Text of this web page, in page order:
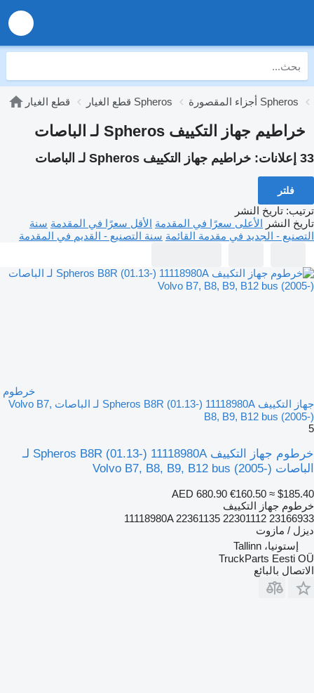
قطع الغيار قطع الغيار Spheros أجزاء المقصورة Spheros
خراطيم جهاز التكييف Spheros لـ الباصات
33 إعلانات: خراطيم جهاز التكييف Spheros لـ الباصات
فلتر
ترتيب: تاريخ النشر
تاريخ النشر الأعلى سعرًا في المقدمة الأقل سعرًا في المقدمة سنة
التصنيع - الجديد في مقدمة القائمة سنة التصنيع - القديم في المقدمة
خرطوم
جهاز التكييف Spheros B8R (01.13-) 11118980A لـ الباصات Volvo B7,
B8, B9, B12 bus (2005-)
5
خرطوم جهاز التكييف Spheros B8R (01.13-) 11118980A لـ
الباصات Volvo B7, B8, B9, B12 bus (2005-)
AED 680.90 €160.50 ≈ $185.40
خرطوم جهاز التكييف
11118980A 22361135 22301112 23166933
ديزل / مازوت
إستونيا، Tallinn
TruckParts Eesti OÜ
الاتصال بالبائع